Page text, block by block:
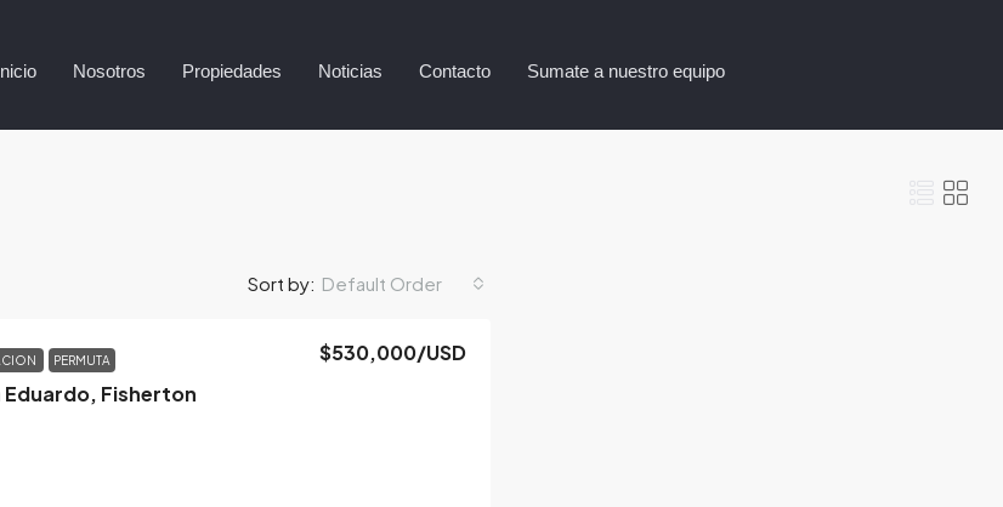
Nosotros Propiedades Noticias Contacto Sumate a nuestro equipo
Sort by: Default Order
PERMUTA
Eduardo, Fisherton
$530,000/USD